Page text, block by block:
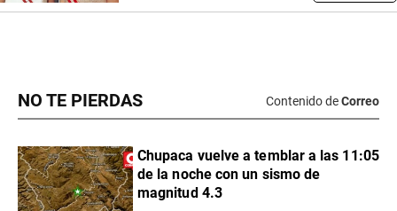
NO TE PIERDAS Contenido deCorreo
Chupaca vuelve a temblar a las 11:05
de la noche con un sismo de
magnitud 4.3